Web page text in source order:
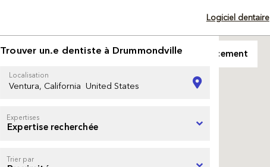
Logiciel dentaire
Trouver un.e dentiste à Drummondville
Localisation
Expertises
Trier par
Mettre à jour au déplacement